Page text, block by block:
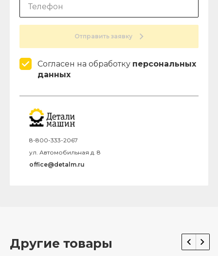
Отправить заявку
Согласен на обработку персональных
данных
8-800-333-2067
ул. Автомобильная д. 8
office@detalm.ru
Другие товары